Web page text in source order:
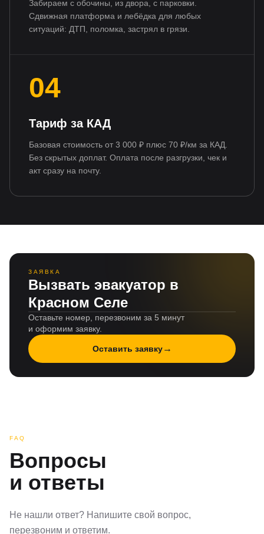
Забираем с обочины, из двора, с парковки.
Сдвижная платформа и лебёдка для любых
ситуаций: ДТП, поломка, застрял в грязи.
04
Тариф за КАД
Базовая стоимость от 3 000 ₽ плюс 70 ₽/км за КАД.
Без скрытых доплат. Оплата после разгрузки, чек и
акт сразу на почту.
ЗАЯВКА
Вызвать эвакуатор в
Красном Селе
Оставьте номер, перезвоним за 5 минут
и оформим заявку.
Оставить заявку→
FAQ
Вопросы
и ответы
Не нашли ответ? Напишите свой вопрос,
перезвоним и ответим.